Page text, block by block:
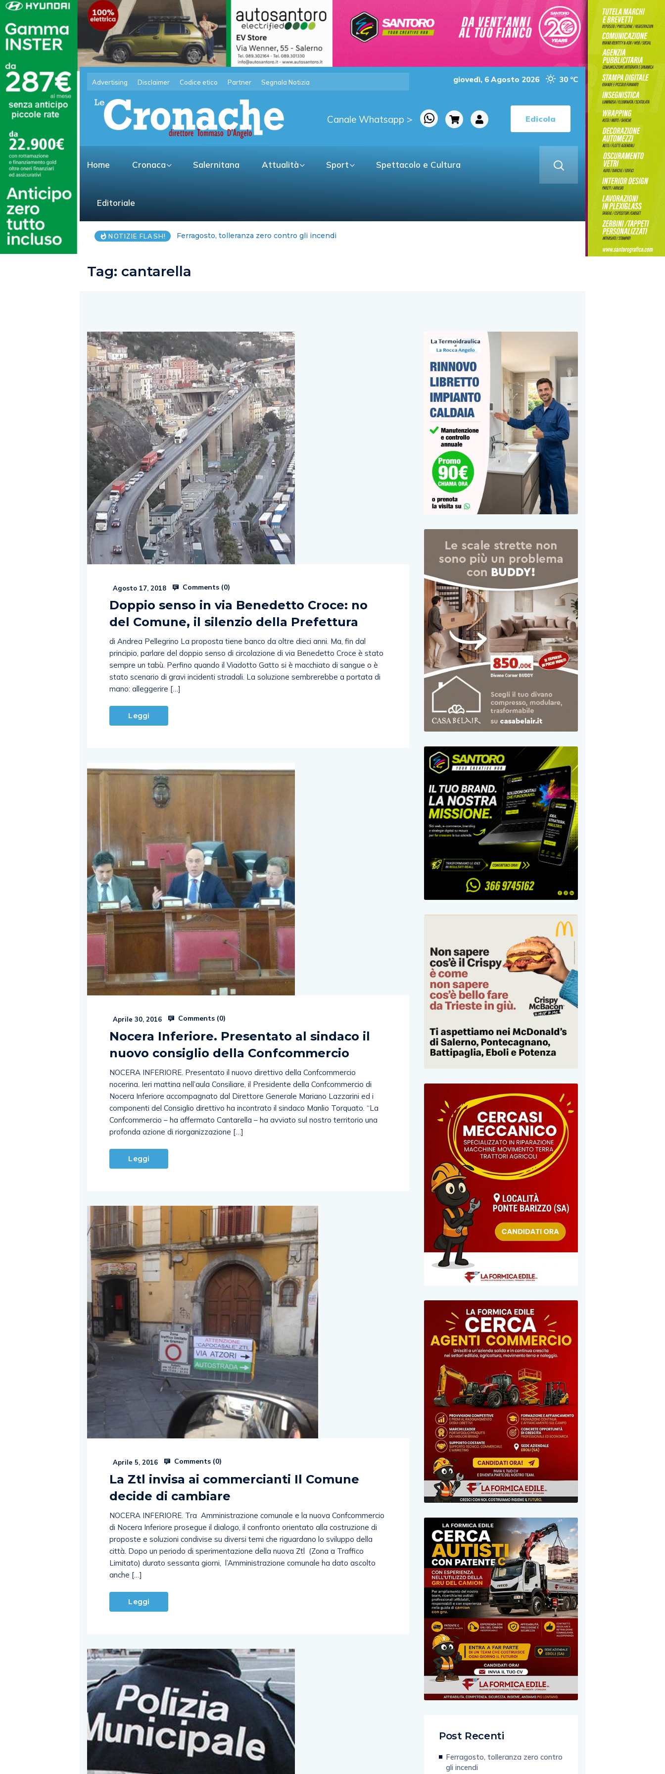
Advertising Disclaimer Codice etico Partner Segnala Notizia giovedì, 6 Agosto 2026 30 °C
Canale Whatsapp > Edicola
Home Cronaca Salernitana Attualità Sport Spettacolo e Cultura
Editoriale
NOTIZIE FLASH! Grillo certifica il fallimento del Movimento 5 Stelle
Tag: cantarella
Agosto 17, 2018 Comments (0)
Doppio senso in via Benedetto Croce: no
del Comune, il silenzio della Prefettura
di Andrea Pellegrino La proposta tiene banco da oltre dieci anni. Ma, fin dal
principio, parlare del doppio senso di circolazione di via Benedetto Croce è stato
sempre un tabù. Perfino quando il Viadotto Gatto si è macchiato di sangue o è
stato scenario di gravi incidenti stradali. La soluzione sembrerebbe a portata di
mano: alleggerire […]
Leggi
Aprile 30, 2016 Comments (0)
Nocera Inferiore. Presentato al sindaco il
nuovo consiglio della Confcommercio
NOCERA INFERIORE. Presentato il nuovo direttivo della Confcommercio
nocerina. Ieri mattina nell’aula Consiliare, il Presidente della Confcommercio di
Nocera Inferiore accompagnato dal Direttore Generale Mariano Lazzarini ed i
componenti del Consiglio direttivo ha incontrato il sindaco Manlio Torquato. “La
Confcommercio – ha affermato Cantarella – ha avviato sul nostro territorio una
profonda azione di riorganizzazione […]
Leggi
Aprile 5, 2016 Comments (0)
La Ztl invisa ai commercianti Il Comune
decide di cambiare
NOCERA INFERIORE. Tra Amministrazione comunale e la nuova Confcommercio
di Nocera Inferiore prosegue il dialogo, il confronto orientato alla costruzione di
proposte e soluzioni condivise su diversi temi che riguardano lo sviluppo della
città. Dopo un periodo di sperimentazione della nuova Ztl (Zona a Traffico
Limitato) durato sessanta giorni, l’Amministrazione comunale ha dato ascolto
anche […]
Leggi
Post Recenti
Ferragosto, tolleranza zero contro
gli incendi